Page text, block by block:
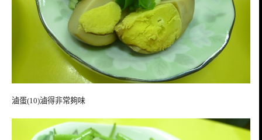
滷蛋(10)滷得非常夠味